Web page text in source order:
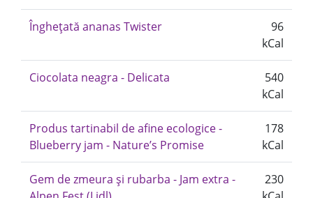
Înghețată ananas Twister
96
kCal
Ciocolata neagra - Delicata
540
kCal
Produs tartinabil de afine ecologice -
Blueberry jam - Nature’s Promise
178
kCal
Gem de zmeura și rubarba - Jam extra -
230